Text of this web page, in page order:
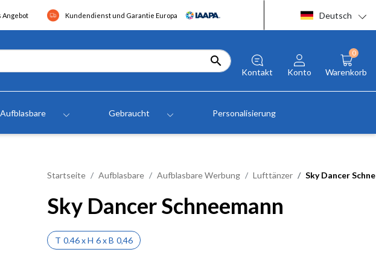
Angebot Kundendienst und Garantie Europa Deutsch

Kontakt Konto
0
Warenkorb
Gebraucht Personalisierung
Startseite Aufblasbare Aufblasbare Werbung Lufttänzer Sky Dancer
Sky Dancer Schneemann
T 0.46xH 6xB 0,46